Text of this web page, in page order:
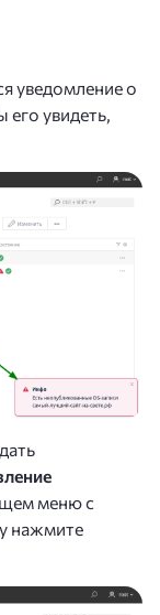
уведомление о
увидеть,
меню с
нажмите